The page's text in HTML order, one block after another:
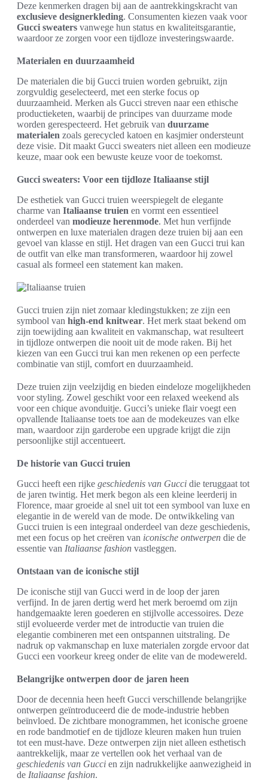
Deze kenmerken dragen bij aan de aantrekkingskracht van
exclusieve designerkleding. Consumenten kiezen vaak voor
Gucci sweaters vanwege hun status en kwaliteitsgarantie,
waardoor ze zorgen voor een tijdloze investeringswaarde.
Materialen en duurzaamheid
De materialen die bij Gucci truien worden gebruikt, zijn
zorgvuldig geselecteerd, met een sterke focus op
duurzaamheid. Merken als Gucci streven naar een ethische
productieketen, waarbij de principes van duurzame mode
worden gerespecteerd. Het gebruik van duurzame
materialen zoals gerecycled katoen en kasjmier ondersteunt
deze visie. Dit maakt Gucci sweaters niet alleen een modieuze
keuze, maar ook een bewuste keuze voor de toekomst.
Gucci sweaters: Voor een tijdloze Italiaanse stijl
De esthetiek van Gucci truien weerspiegelt de elegante
charme van Italiaanse truien en vormt een essentieel
onderdeel van modieuze herenmode. Met hun verfijnde
ontwerpen en luxe materialen dragen deze truien bij aan een
gevoel van klasse en stijl. Het dragen van een Gucci trui kan
de outfit van elke man transformeren, waardoor hij zowel
casual als formeel een statement kan maken.
Gucci truien zijn niet zomaar kledingstukken; ze zijn een
symbool van high-end knitwear. Het merk staat bekend om
zijn toewijding aan kwaliteit en vakmanschap, wat resulteert
in tijdloze ontwerpen die nooit uit de mode raken. Bij het
kiezen van een Gucci trui kan men rekenen op een perfecte
combinatie van stijl, comfort en duurzaamheid.
Deze truien zijn veelzijdig en bieden eindeloze mogelijkheden
voor styling. Zowel geschikt voor een relaxed weekend als
voor een chique avonduitje. Gucci’s unieke flair voegt een
opvallende Italiaanse toets toe aan de modekeuzes van elke
man, waardoor zijn garderobe een upgrade krijgt die zijn
persoonlijke stijl accentueert.
De historie van Gucci truien
Gucci heeft een rijke geschiedenis van Gucci die teruggaat tot
de jaren twintig. Het merk begon als een kleine leerderij in
Florence, maar groeide al snel uit tot een symbool van luxe en
elegantie in de wereld van de mode. De ontwikkeling van
Gucci truien is een integraal onderdeel van deze geschiedenis,
met een focus op het creëren van iconische ontwerpen die de
essentie van Italiaanse fashion vastleggen.
Ontstaan van de iconische stijl
De iconische stijl van Gucci werd in de loop der jaren
verfijnd. In de jaren dertig werd het merk beroemd om zijn
handgemaakte leren goederen en stijlvolle accessoires. Deze
stijl evolueerde verder met de introductie van truien die
elegantie combineren met een ontspannen uitstraling. De
nadruk op vakmanschap en luxe materialen zorgde ervoor dat
Gucci een voorkeur kreeg onder de elite van de modewereld.
Belangrijke ontwerpen door de jaren heen
Door de decennia heen heeft Gucci verschillende belangrijke
ontwerpen geïntroduceerd die de mode-industrie hebben
beïnvloed. De zichtbare monogrammen, het iconische groene
en rode bandmotief en de tijdloze kleuren maken hun truien
tot een must-have. Deze ontwerpen zijn niet alleen esthetisch
aantrekkelijk, maar ze vertellen ook het verhaal van de
geschiedenis van Gucci en zijn nadrukkelijke aanwezigheid in
de Italiaanse fashion.